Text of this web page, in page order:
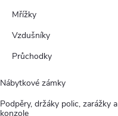
Mřížky
Vzdušníky
Průchodky
Nábytkové zámky
Podpěry, držáky polic, zarážky a
konzole